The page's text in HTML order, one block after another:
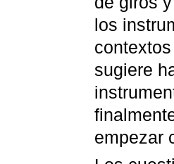
los
sugiere
empezar